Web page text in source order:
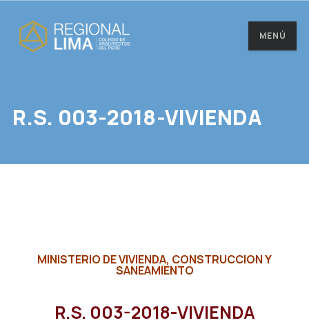
MENÚ
R.S. 003-2018-VIVIENDA
MINISTERIO DE VIVIENDA, CONSTRUCCION Y
SANEAMIENTO
R.S. 003-2018-VIVIENDA